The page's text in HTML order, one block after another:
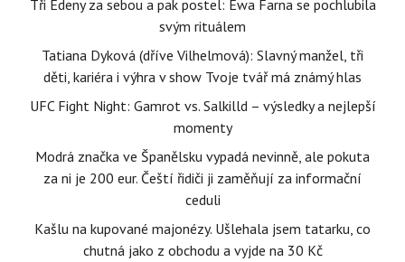
Tři Edeny za sebou a pak postel: Ewa Farna se pochlubila
svým rituálem
Tatiana Dyková (dříve Vilhelmová): Slavný manžel, tři
děti, kariéra i výhra v show Tvoje tvář má známý hlas
UFC Fight Night: Gamrot vs. Salkilld – výsledky a nejlepší
momenty
Modrá značka ve Španělsku vypadá nevinně, ale pokuta
za ni je 200 eur. Čeští řidiči ji zaměňují za informační
ceduli
Kašlu na kupované majonézy. Ušlehala jsem tatarku, co
chutná jako z obchodu a vyjde na 30 Kč